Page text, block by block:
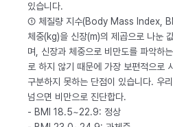
있습니다.
① 체질량 지수(Body Mass Index,
체중(kg)을 신장(m)의 제곱으로 나눈
며, 신장과 체중으로 비만도를 파악하
로 하지 않기 때문에 가장 보편적으로
구분하지 못하는 단점이 있습니다. 우
넘으면 비만으로 진단합다.
- BMI 18.5~22.9: 정상